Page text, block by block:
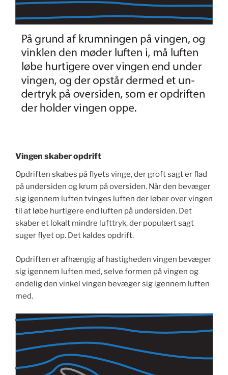
Vingen skaber opdrift
Opdriften skabes på flyets vinge, der groft sagt er flad
på undersiden og krum på oversiden. Når den bevæger
sig igennem luften tvinges luften der løber over vingen
til at løbe hurtigere end luften på undersiden. Det
skaber et lokalt mindre lufttryk, der populært sagt
suger flyet op. Det kaldes opdrift.
Opdriften er afhængig af hastigheden vingen bevæger
sig igennem luften med, selve formen på vingen og
endelig den vinkel vingen bevæger sig igennem luften
med.